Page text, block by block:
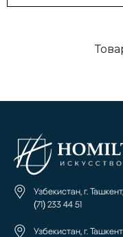
Узбекистан, г.
(71) 233 44 51
Узбекистан, г.